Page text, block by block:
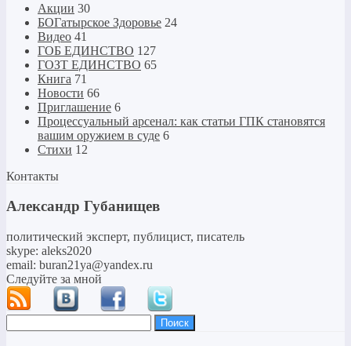
Акции 30
БОГатырское Здоровье 24
Видео 41
ГОБ ЕДИНСТВО 127
ГОЗТ ЕДИНСТВО 65
Книга 71
Новости 66
Приглашение 6
Процессуальный арсенал: как статьи ГПК становятся
вашим оружием в суде 6
Стихи 12
Контакты
Александр Губанищев
политический эксперт, публицист, писатель
skype: aleks2020
email: buran21ya@yandex.ru
Следуйте за мной